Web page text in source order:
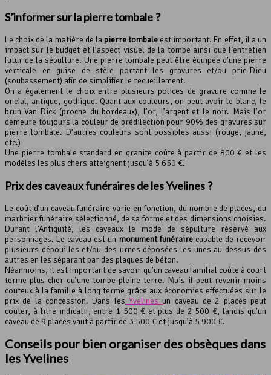
S’informer sur la pierre tombale ?
Le choix de la matière de la pierre tombale est important. En effet, il a un
impact sur le budget et l’aspect visuel de la tombe ainsi que l‘entretien
futur de la sépulture. Une pierre tombale peut être équipée d’une pierre
verticale en guise de stèle portant les gravures et/ou prie-Dieu
(soubassement) afin de simplifier le recueillement.
On a également le choix entre plusieurs polices de gravure comme le
oncial, antique, gothique. Quant aux couleurs, on peut avoir le blanc, le
brun Van Dick (proche du bordeaux), l’or, l’argent et le noir. Mais l’or
demeure toujours la couleur de prédilection pour 90% des gravures sur
pierre tombale. D’autres couleurs sont possibles aussi (rouge, jaune,
etc.)
Une pierre tombale standard en granite coûte à partir de 800 € et les
modèles les plus chers atteignent jusqu’à 5 650 €.
Prix des caveaux funéraires de les Yvelines ?
Le coût d’un caveau funéraire varie en fonction, du nombre de places, du
marbrier funéraire sélectionné, de sa forme et des dimensions choisies.
Durant l’Antiquité, les caveaux le mode de sépulture réservé aux
personnages. Le caveau est un monument funérairecapable de recevoir
plusieurs dépouilles et/ou des urnes déposées les unes au-dessus des
autres en les séparant par des plaques de béton.
Néanmoins, il est important de savoir qu’un caveau familial coûte à court
terme plus cher qu’une tombe pleine terre. Mais il peut revenir moins
couteux à la famille à long terme grâce aux économies effectuées sur le
prix de la concession. Dans les Yvelinesun caveau de 2 places peut
couter, à titre indicatif, entre 1 500 € et plus de 2 500 €, tandis qu’un
caveau de 9 places vaut à partir de 3 500 € et jusqu’à 5 900 €.
Conseils pour bien organiser des obsèques dans
lesYvelines